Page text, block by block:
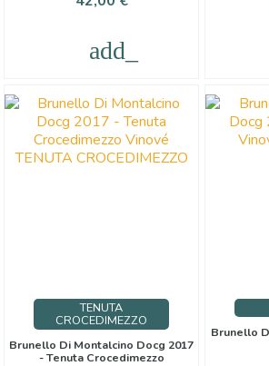
add_shopping_cart
TENUTA
CROCEDIMEZZO
Brunello Di Montalcino Docg 2017
- Tenuta Crocedimezzo
Brunello